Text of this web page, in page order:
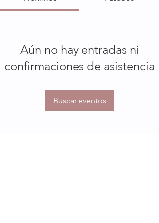
Aún no hay entradas ni
confirmaciones de asistencia
Buscar eventos